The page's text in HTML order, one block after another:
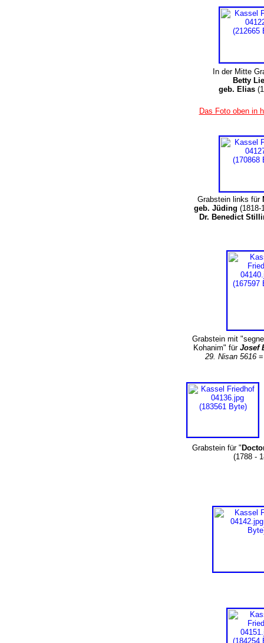
In der Mitte
Betty
geb. Elias
Das Foto oben in
Grabstein links für
geb. Jüding
Dr. Benedict
Grabstein mit
Kohanim" für Josef
29. Nisan 5616
Grabstein für "
(1788 -